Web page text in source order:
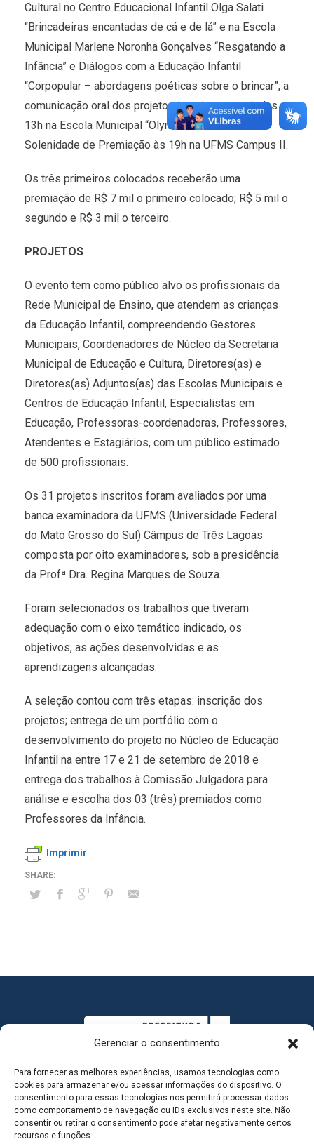
Gerenciar o consentimento
Para fornecer as melhores experiências, usamos tecnologias como
cookies para armazenar e/ou acessar informações do dispositivo. O
consentimento para essas tecnologias nos permitirá processar dados
como comportamento de navegação ou IDs exclusivos neste site. Não
consentir ou retirar o consentimento pode afetar negativamente certos
recursos e funções.
Cultural no Centro Educacional Infantil Olga Salati
“Brincadeiras encantadas de cá e de lá” e na Escola
Municipal Marlene Noronha Gonçalves “Resgatando a
Infância” e Diálogos com a Educação Infantil
“Corpopular – abordagens poéticas sobre o brincar”; a
comunicação oral dos projetos inscritos a partir das
13h na Escola Municipal “Olyntho Mancine” e a
Solenidade de Premiação às 19h na UFMS Campus II.
Os três primeiros colocados receberão uma
premiação de R$ 7 mil o primeiro colocado; R$ 5 mil o
segundo e R$ 3 mil o terceiro.
PROJETOS
O evento tem como público alvo os profissionais da
Rede Municipal de Ensino, que atendem as crianças
da Educação Infantil, compreendendo Gestores
Municipais, Coordenadores de Núcleo da Secretaria
Municipal de Educação e Cultura, Diretores(as) e
Diretores(as) Adjuntos(as) das Escolas Municipais e
Centros de Educação Infantil, Especialistas em
Educação, Professoras-coordenadoras, Professores,
Atendentes e Estagiários, com um público estimado
de 500 profissionais.
Os 31 projetos inscritos foram avaliados por uma
banca examinadora da UFMS (Universidade Federal
do Mato Grosso do Sul) Câmpus de Três Lagoas
composta por oito examinadores, sob a presidência
da Profª Dra. Regina Marques de Souza.
Foram selecionados os trabalhos que tiveram
adequação com o eixo temático indicado, os
objetivos, as ações desenvolvidas e as
aprendizagens alcançadas.
A seleção contou com três etapas: inscrição dos
projetos; entrega de um portfólio com o
desenvolvimento do projeto no Núcleo de Educação
Infantil na entre 17 e 21 de setembro de 2018 e
entrega dos trabalhos à Comissão Julgadora para
análise e escolha dos 03 (três) premiados como
Professores da Infância.
Imprimir
MAPA DO SITE